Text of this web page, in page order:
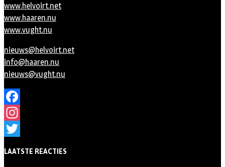
www.helvoirt.net
www.haaren.nu
www.vught.nu
nieuws@helvoirt.net
info@haaren.nu
nieuws@vught.nu
Facebook
Instagram
LAATSTE REACTIES